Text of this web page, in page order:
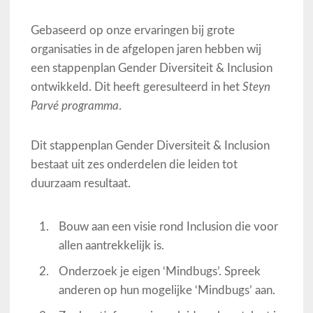
Gebaseerd op onze ervaringen bij grote
organisaties in de afgelopen jaren hebben wij
een stappenplan Gender Diversiteit & Inclusion
ontwikkeld. Dit heeft geresulteerd in het Steyn
Parvé programma.
Dit stappenplan Gender Diversiteit & Inclusion
bestaat uit zes onderdelen die leiden tot
duurzaam resultaat.
Bouw aan een visie rond Inclusion die voor
allen aantrekkelijk is.
Onderzoek je eigen ‘Mindbugs’. Spreek
anderen op hun mogelijke ‘Mindbugs’ aan.